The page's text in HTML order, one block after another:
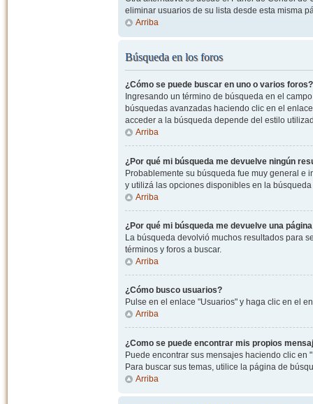
eliminar usuarios de su lista desde esta misma
Arriba
Búsqueda en los foros
¿Cómo se puede buscar en uno o varios foros?
Ingresando un término de búsqueda en el
búsquedas avanzadas haciendo clic en el
acceder a la búsqueda depende del estilo
Arriba
¿Por qué mi búsqueda me devuelve ningún
Probablemente su búsqueda fue muy general e
y utilizá las opciones disponibles en la
Arriba
¿Por qué mi búsqueda me devuelve una
La búsqueda devolvió muchos resultados para
términos y foros a buscar.
Arriba
¿Cómo busco usuarios?
Pulse en el enlace "Usuarios" y haga clic en el
Arriba
¿Como se puede encontrar mis propios
Puede encontrar sus mensajes haciendo clic en
Para buscar sus temas, utilice la página de
Arriba